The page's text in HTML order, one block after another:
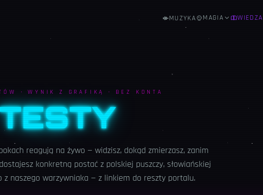
MUZYKA MAGIA WIEDZA
· WYNIK Z GRAFIKĄ · BEZ KONTA
reagują na żywo — widzisz, dokąd zmierzasz, zanim
konkretną postać z polskiej puszczy, słowiańskiej
naszego warzywniaka — z linkiem do reszty portalu.